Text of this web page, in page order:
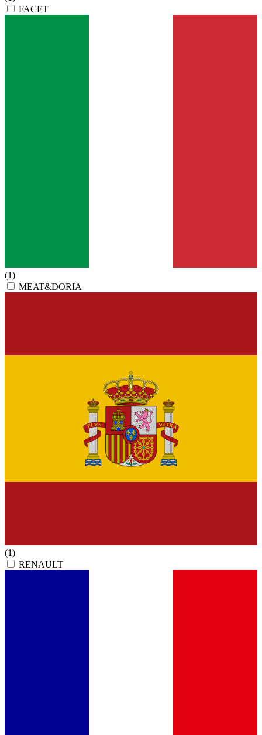
FACET
(1)
MEAT&DORIA
(1)
RENAULT